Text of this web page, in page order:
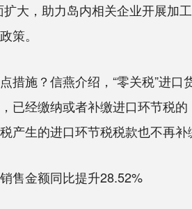
，助力岛内相关企业开展加
策。
施？信燕介绍，“零关税”进口
已经缴纳或者补缴进口环节税
产生的进口环节税税款也不再补
金额同比提升28.52%